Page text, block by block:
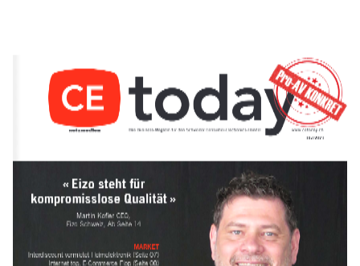
06 | 2021
MARKET
Interdiscount vermietet Heimelektronik (Seite 07)
Internet top, E-Commerce Flop (Seite 08)
« Eizo steht für
kompromisslose Qualität »
Martin Kofler CEO,
Eizo Schweiz, Ab Seite 14